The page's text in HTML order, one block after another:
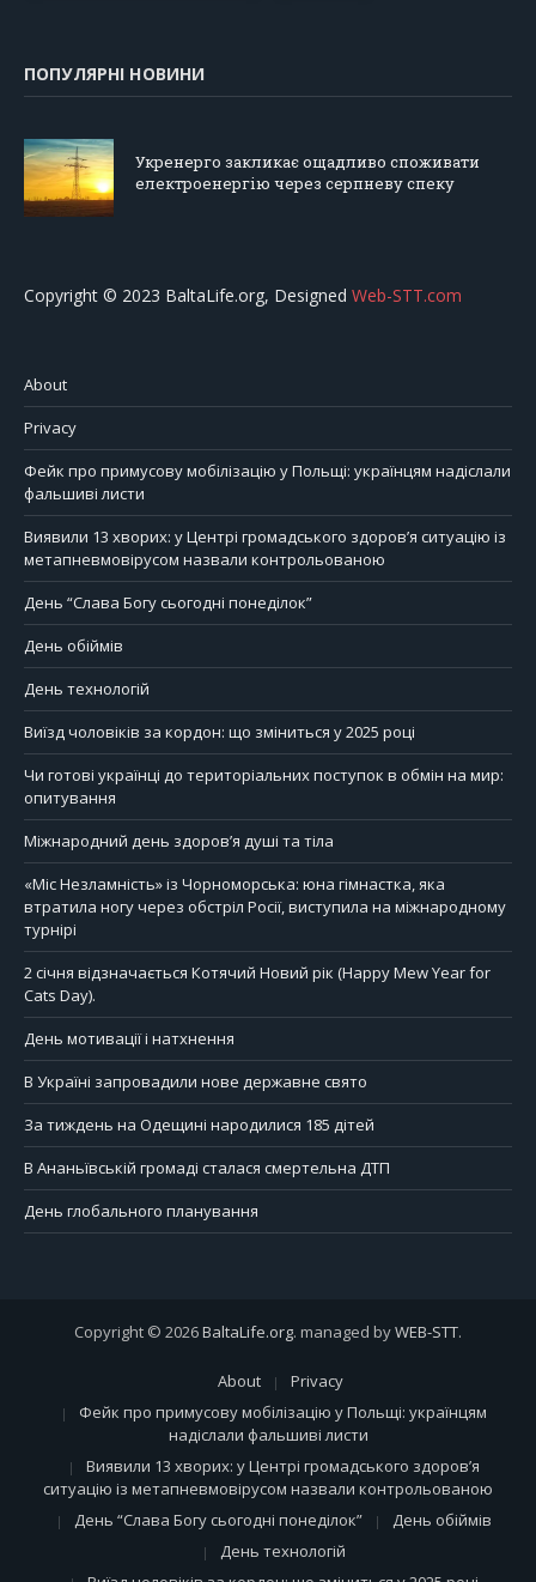
ПОПУЛЯРНІ НОВИНИ
Укренерго закликає ощадливо споживати
електроенергію через серпневу спеку
Copyright © 2023 BaltaLife.org, Designed Web-STT.com
About
Privacy
Фейк про примусову мобілізацію у Польщі: українцям надіслали
фальшиві листи
Виявили 13 хворих: у Центрі громадського здоров’я ситуацію із
метапневмовірусом назвали контрольованою
День “Слава Богу сьогодні понеділок”
День обіймів
День технологій
Виїзд чоловіків за кордон: що зміниться у 2025 році
Чи готові українці до територіальних поступок в обмін на мир:
опитування
Міжнародний день здоров’я душі та тіла
«Міс Незламність» із Чорноморська: юна гімнастка, яка
втратила ногу через обстріл Росії, виступила на міжнародному
турнірі
2 січня відзначається Котячий Новий рік (Happy Mew Year for
Cats Day).
День мотивації і натхнення
В Україні запровадили нове державне свято
За тиждень на Одещині народилися 185 дітей
В Ананьївській громаді сталася смертельна ДТП
День глобального планування
Copyright © 2026BaltaLife.org. managed byWEB-STT.
About
Privacy
Фейк про примусову мобілізацію у Польщі: українцям
надіслали фальшиві листи
Виявили 13 хворих: у Центрі громадського здоров’я
ситуацію із метапневмовірусом назвали контрольованою
День “Слава Богу сьогодні понеділок”
День обіймів
День технологій